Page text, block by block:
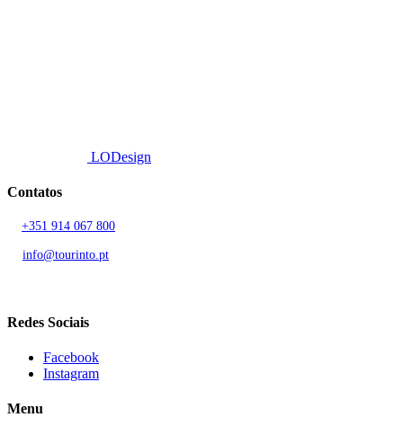
LODesign
Contatos
+351 914 067 800
info@tourinto.pt
Redes Sociais
Facebook
Instagram
Menu